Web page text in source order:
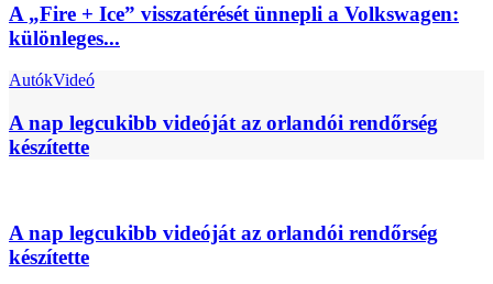
A „Fire + Ice” visszatérését ünnepli a Volkswagen:
különleges...
AutókVideó
A nap legcukibb videóját az orlandói rendőrség
készítette
A nap legcukibb videóját az orlandói rendőrség
készítette